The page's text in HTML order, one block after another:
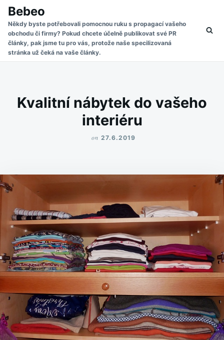
Skip
content
Search
for:
Bebeo
Někdy byste potřebovali pomocnou ruku s propagací vašeho
obchodu či firmy? Pokud chcete účelně publikovat své PR
články, pak jsme tu pro vás, protože naše specilizovaná
stránka už čeká na vaše články.
Kvalitní nábytek do vašeho
interiéru
on 27.6.2019